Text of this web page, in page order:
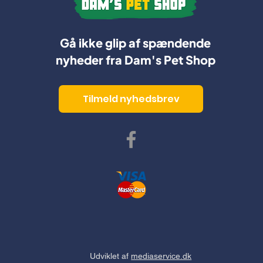
Gå ikke glip af spændende
nyheder fra Dam's Pet Shop
Tilmeld nyhedsbrev
Udviklet af mediaservice.dk